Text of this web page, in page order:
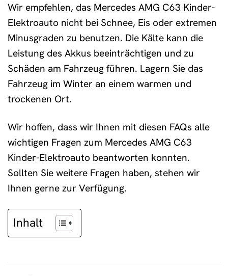
Wir empfehlen, das Mercedes AMG C63 Kinder-
Elektroauto nicht bei Schnee, Eis oder extremen
Minusgraden zu benutzen. Die Kälte kann die
Leistung des Akkus beeinträchtigen und zu
Schäden am Fahrzeug führen. Lagern Sie das
Fahrzeug im Winter an einem warmen und
trockenen Ort.
Wir hoffen, dass wir Ihnen mit diesen FAQs alle
wichtigen Fragen zum Mercedes AMG C63
Kinder-Elektroauto beantworten konnten.
Sollten Sie weitere Fragen haben, stehen wir
Ihnen gerne zur Verfügung.
Inhalt